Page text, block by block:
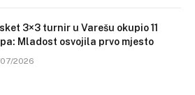
3×3 turnir u Varešu okupio 11
Mladost osvojila prvo mjesto
2026